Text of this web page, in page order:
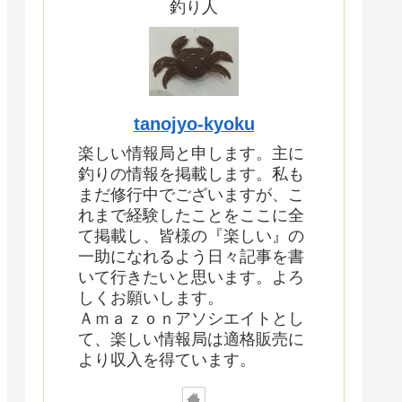
釣り人
tanojyo-kyoku
楽しい情報局と申します。主に
釣りの情報を掲載します。私も
まだ修行中でございますが、こ
れまで経験したことをここに全
て掲載し、皆様の『楽しい』の
一助になれるよう日々記事を書
いて行きたいと思います。よろ
しくお願いします。
Ａｍａｚｏｎアソシエイトとし
て、楽しい情報局は適格販売に
より収入を得ています。